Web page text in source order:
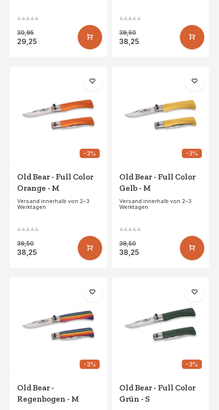
30,95
29,25
39,50
38,25
-3%
Old Bear - Full Color
Orange - M
Versand innerhalb von 2–3
Werktagen
39,50
38,25
-3%
Old Bear - Full Color
Gelb - M
Versand innerhalb von 2–3
Werktagen
39,50
38,25
-3%
Old Bear -
Regenbogen - M
-3%
Old Bear - Full Color
Grün - S